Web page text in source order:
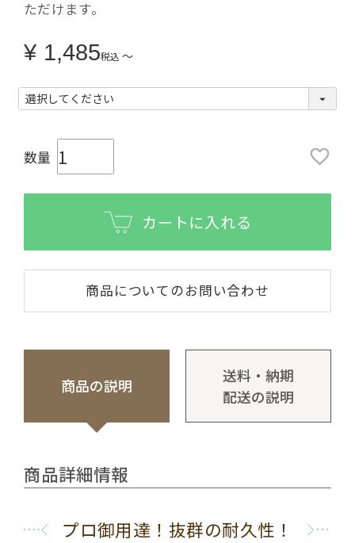
ただけます。
¥ 1,485税込 〜
カートに入れる
商品についてのお問い合わせ
商品の説明
送料・納期
配送の説明
商品詳細情報
プロ御用達！抜群の耐久性！